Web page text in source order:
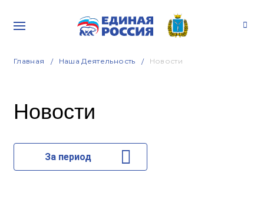
Главная Наша Деятельность Новости
Новости
За период